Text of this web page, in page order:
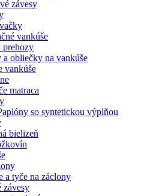
závesy
vankúše
prehozy
a obliečky na vankúše
vankúše
matraca
so syntetickou výplňou
bielizeň
a tyče na záclony
závesy